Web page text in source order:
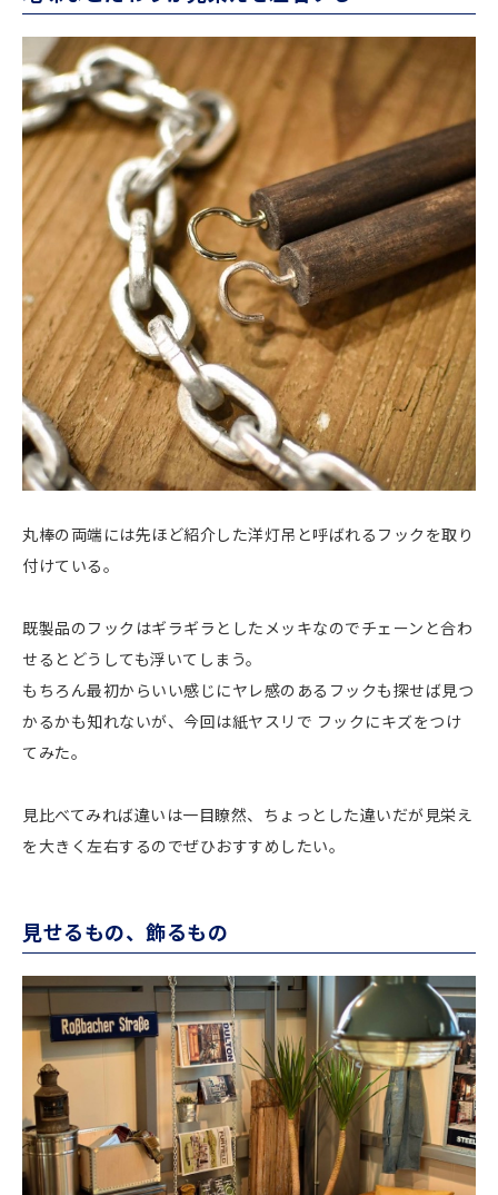
丸棒の両端には先ほど紹介した洋灯吊と呼ばれるフックを取り
付けている。
既製品のフックはギラギラとしたメッキなのでチェーンと合わ
せるとどうしても浮いてしまう。
もちろん最初からいい感じにヤレ感のあるフックも探せば見つ
かるかも知れないが、今回は紙ヤスリで フックにキズをつけ
てみた。
見比べてみれば違いは一目瞭然、ちょっとした違いだが見栄え
を大きく左右するのでぜひおすすめしたい。
見せるもの、飾るもの